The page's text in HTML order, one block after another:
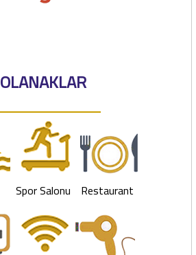
OLANAKLAR
Spor Salonu Restaurant